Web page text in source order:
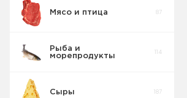
Мясо и птица 87
Рыба и
морепродукты
114
Сыры 187